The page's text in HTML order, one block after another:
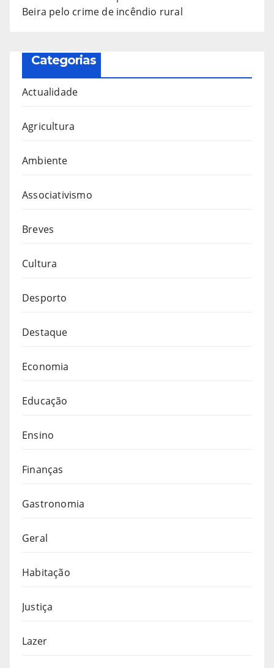
Beira pelo crime de incêndio rural
Categorias
Actualidade
Agricultura
Ambiente
Associativismo
Breves
Cultura
Desporto
Destaque
Economia
Educação
Ensino
Finanças
Gastronomia
Geral
Habitação
Justiça
Lazer